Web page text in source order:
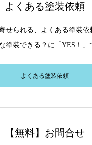
よくある塗装依頼
せられる、よくある塗装
塗装できる？に「YES！」
よくある塗装依頼
【無料】お問合せ